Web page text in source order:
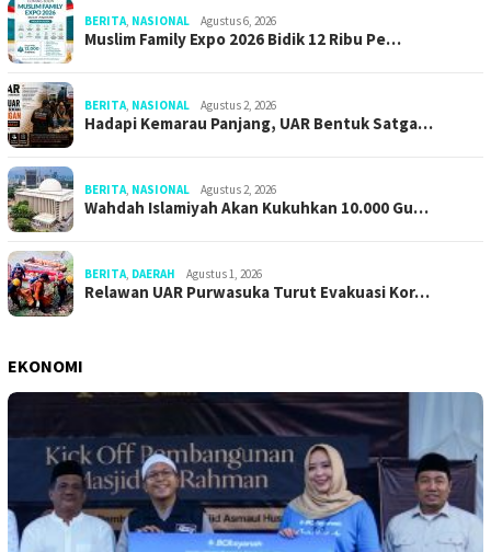
BERITA, NASIONAL Agustus 6, 2026
Muslim Family Expo 2026 Bidik 12 Ribu Pe…
BERITA, NASIONAL Agustus 2, 2026
Hadapi Kemarau Panjang, UAR Bentuk Satga…
BERITA, NASIONAL Agustus 2, 2026
Wahdah Islamiyah Akan Kukuhkan 10.000 Gu…
BERITA, DAERAH Agustus 1, 2026
Relawan UAR Purwasuka Turut Evakuasi Kor…
EKONOMI